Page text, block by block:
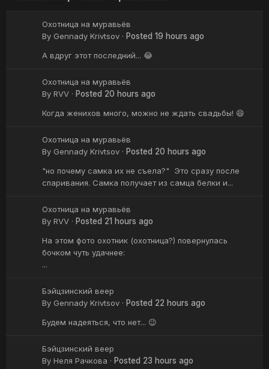
Охотница на муравьёв
By Gennady Krivtsov · Posted 19 hours ago
А вдруг этот последний... 😂
Охотница на муравьёв
By RVV · Posted 20 hours ago
Когда женихов много, можно не ждать свадьбы! 😄
Охотница на муравьёв
By Gennady Krivtsov · Posted 20 hours ago
"но почему самка их не съела?" Это сразу после
спаривания. Самка получает из самца белки и...
Охотница на муравьёв
By RVV · Posted 21 hours ago
На этом фото охотник (охотница?) повернулась
бочком чуть удачнее:
...
Бэйцзинский веер
By Gennady Krivtsov · Posted 22 hours ago
Будем надеяться, что нет... 😉
Бэйцзинский веер
By Неля Рачкова · Posted 23 hours ago